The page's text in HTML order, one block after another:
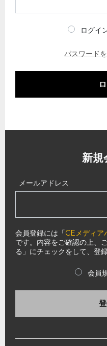
ログイ
パスワード
新規
メールアドレス
会員登録には「CEメディア
です。内容をご確認の上、
る」にチェックをして、登
会員